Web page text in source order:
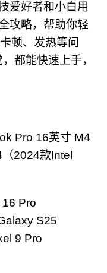
爱好者和小白用
攻略，帮助你轻
顿、发热等问
都能快速上手，
Pro 16英寸 M4
2024款Intel
Pro
S25
9 Pro